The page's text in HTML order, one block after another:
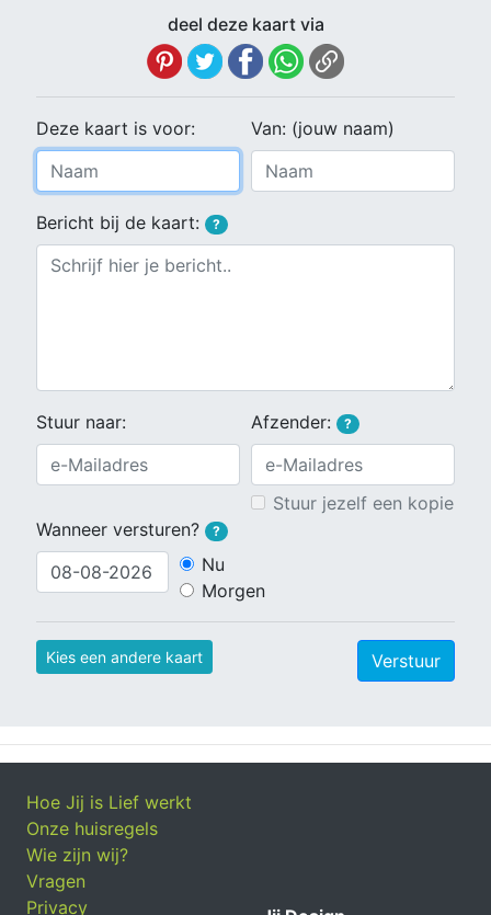
deel deze kaart via
Deze kaart is voor: Van: (jouw naam)
Bericht bij de kaart: ?
Stuur naar: Afzender: ?
Stuur jezelf een kopie
Wanneer versturen?
?
Nu
Morgen
Kies een andere kaart Verstuur
Hoe Jij is Lief werkt
Onze huisregels
Wie zijn wij?
Vragen
Privacy